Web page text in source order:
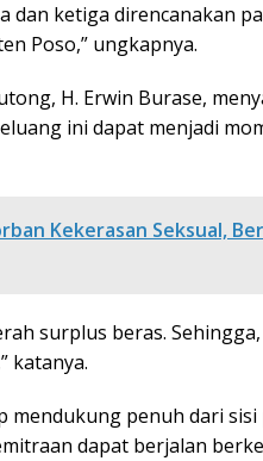
dan ketiga direncanakan
Poso,” ungkapnya.
H. Erwin Burase,
ini dapat menjadi
Kekerasan Seksual,
surplus beras.
katanya.
mendukung penuh dari
dapat berjalan